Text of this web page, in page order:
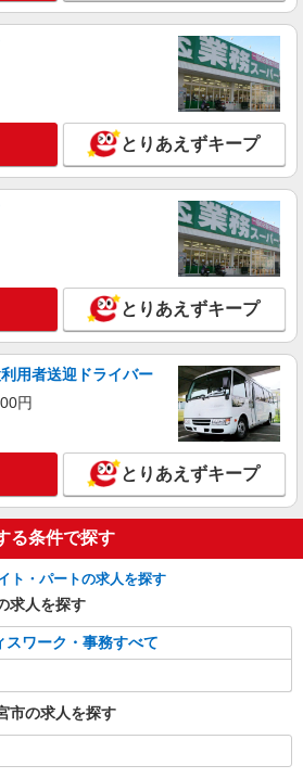
務・OA事務
1450円 ※月収例22.4万円（残業等含む収
月収例：224750円＝1450円×7時間45分×20
の場合＋残業代、交通費別途支給 ※交通費
木県宇都宮市 清原工業団地／国道408号線・
詳細を見る
第2支店（宇都宮事業所）/WUTI106652
給1400円 ※交通費実費支給／当社規定あ
県宇都宮市 マイカー通勤OK／敷地外に無
場を完備
詳細を見る
とりあえずキープ
とりあえずキープ
用者送迎ドライバー
円
とりあえずキープ
る条件で探す
ト・パートの求人を探す
求人を探す
スワーク・事務すべて
市の求人を探す